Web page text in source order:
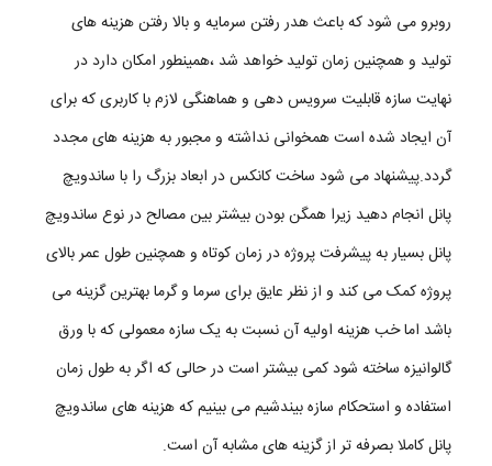
روبرو می شود که باعث هدر رفتن سرمایه و بالا رفتن هزینه های
تولید و همچنین زمان تولید خواهد شد ،همینطور امکان دارد در
نهایت سازه قابلیت سرویس دهی و هماهنگی لازم با کاربری که برای
آن ایجاد شده است همخوانی نداشته و مجبور به هزینه های مجدد
گردد.پیشنهاد می شود ساخت کانکس در ابعاد بزرگ را با ساندویچ
پانل انجام دهید زیرا همگن بودن بیشتر بین مصالح در نوع ساندویچ
پانل بسیار به پیشرفت پروژه در زمان کوتاه و همچنین طول عمر بالای
پروژه کمک می کند و از نظر عایق برای سرما و گرما بهترین گزینه می
باشد اما خب هزینه اولیه آن نسبت به یک سازه معمولی که با ورق
گالوانیزه ساخته شود کمی بیشتر است در حالی که اگر به طول زمان
استفاده و استحکام سازه بیندشیم می بینیم که هزینه های ساندویچ
پانل کاملا بصرفه تر از گزینه های مشابه آن است.